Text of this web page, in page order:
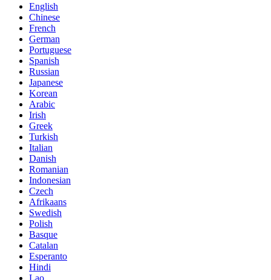
English
Chinese
French
German
Portuguese
Spanish
Russian
Japanese
Korean
Arabic
Irish
Greek
Turkish
Italian
Danish
Romanian
Indonesian
Czech
Afrikaans
Swedish
Polish
Basque
Catalan
Esperanto
Hindi
Lao